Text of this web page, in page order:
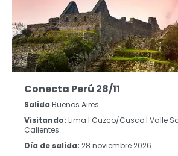
Conecta Perú 28/11
Salida Buenos Aires
Visitando: Lima | Cuzco/Cusco | Valle
Calientes
Día de salida: 28 noviembre 2026